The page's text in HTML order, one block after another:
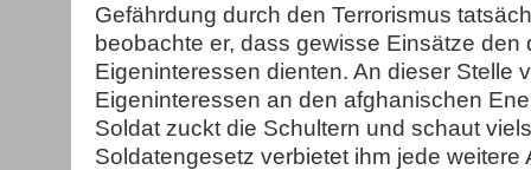
Gefährdung durch den Terrorismus
beobachte er, dass gewisse Einsätze den
Eigeninteressen dienten. An dieser Stelle
Eigeninteressen an den afghanischen
Soldat zuckt die Schultern und schaut
Soldatengesetz verbietet ihm jede weitere